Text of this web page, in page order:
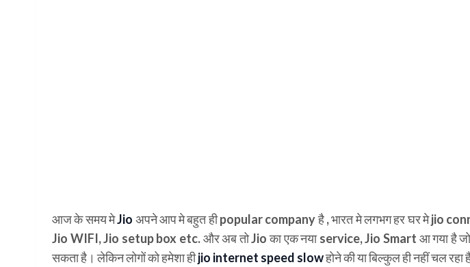
आज के समय मेJio अपने आप मे बहुत ही popular company है , भारत मे लगभग हर घर मे jio
Jio WIFI, Jio setup box etc. और अब तो Jio का एक नया service, Jio Smart आ गया है
सकता है। लेकिन लोगों को हमेशा हीjio internet speed slowहोने की या बिल्कुल ही नहीं चल